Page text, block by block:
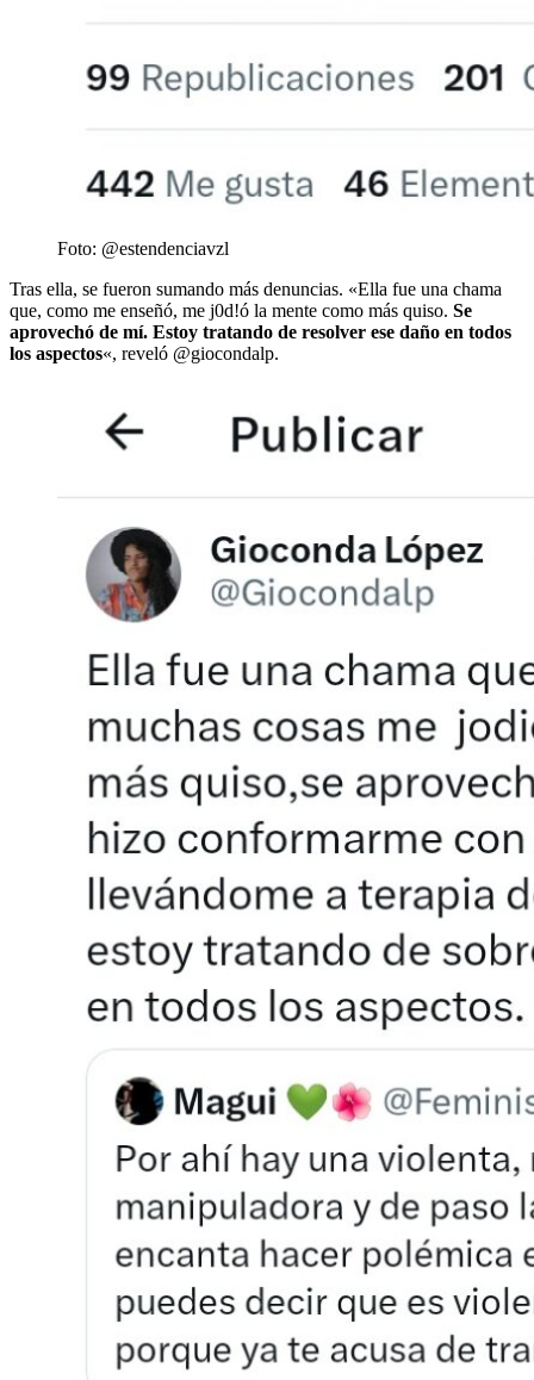
Foto: @estendenciavzl
Tras ella, se fueron sumando más denuncias. «Ella fue una chama
que, como me enseñó, me j0d!ó la mente como más quiso. Se
aprovechó de mí. Estoy tratando de resolver ese daño en todos
los aspectos«, reveló @giocondalp.